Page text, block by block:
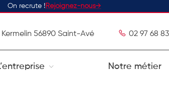
On recrute !Rejoignez-nous
56890 Saint-Avé 02 97 68
Notre métier